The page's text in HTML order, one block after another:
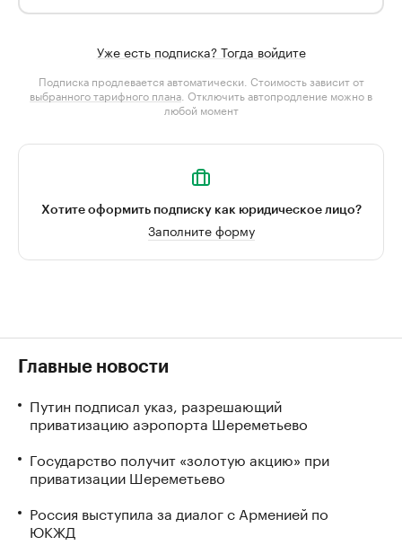
Уже есть подписка? Тогда войдите
Подписка продлевается автоматически. Стоимость зависит от
выбранного тарифного плана . Отключить автопродление можно в
любой момент
Хотите оформить подписку как юридическое лицо?
Заполните форму
Главные новости
Путин подписал указ, разрешающий
приватизацию аэропорта Шереметьево
Государство получит «золотую акцию» при
приватизации Шереметьево
Россия выступила за диалог с Арменией по
ЮКЖД